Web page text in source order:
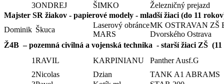
3ONDREJ ŠIMKO
Železničný prejazd
Majster SR žiakov - papierové modely - mladší žiaci (do 11
Dominik Škuca
Laserový obránce
MARS
MK OSTRAVAN ZŠ
Dvorského Ostrava
Ž4B – pozemná civilná a vojenská technika - starší žiaci ZŠ
1RAVIL KARPINIANU
Panther Ausf.G
2Nicolas Dzian
TANK A1 ABRAMS